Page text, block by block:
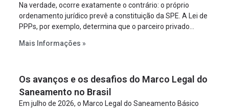
Na verdade, ocorre exatamente o contrário: o próprio
ordenamento jurídico prevê a constituição da SPE. A Lei de
PPPs, por exemplo, determina que o parceiro privado
empreendimento. Ou seja, a suposta “fraude à licitação” é
projeto a projeto.
Mais Informações »
Os avanços e os desafios do Marco Legal do
Saneamento no Brasil
Em julho de 2026, o Marco Legal do Saneamento Básico